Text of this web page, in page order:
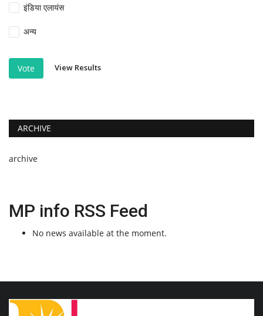
इंडिया एलायंस
अन्य
Vote View Results
ARCHIVE
archive
MP info RSS Feed
No news available at the moment.